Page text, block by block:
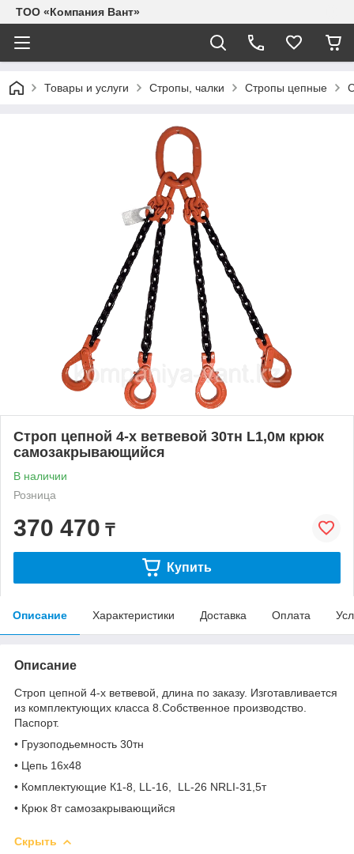
ТОО «Компания Вант»
Товары и услуги Стропы, чалки Стропы цепные
Строп цепной 4-х ветвевой 30тн L1,0м крюк
самозакрывающийся
В наличии
Розница
370 470 ₸
Купить
Описание Характеристики Доставка Оплата
Описание
Строп цепной 4-х ветвевой, длина по заказу. Изготавливается
из комплектующих класса 8.Собственное производство.
Паспорт.
• Грузоподьемность 30тн
• Цепь 16х48
• Комплектующие К1-8, LL-16, LL-26 NRLI-31,5т
• Крюк 8т самозакрывающийся
Скрыть